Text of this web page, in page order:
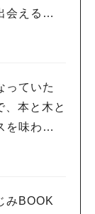
会える自
っていた
、本と木と
を味わう
みBOOK